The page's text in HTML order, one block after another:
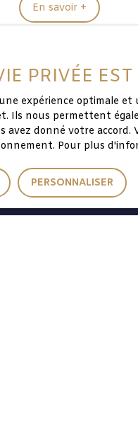
En savoir +
PRIVÉE
expérience optimale
Ils nous permettent
donné votre
Pour plus
PERSONNALISER